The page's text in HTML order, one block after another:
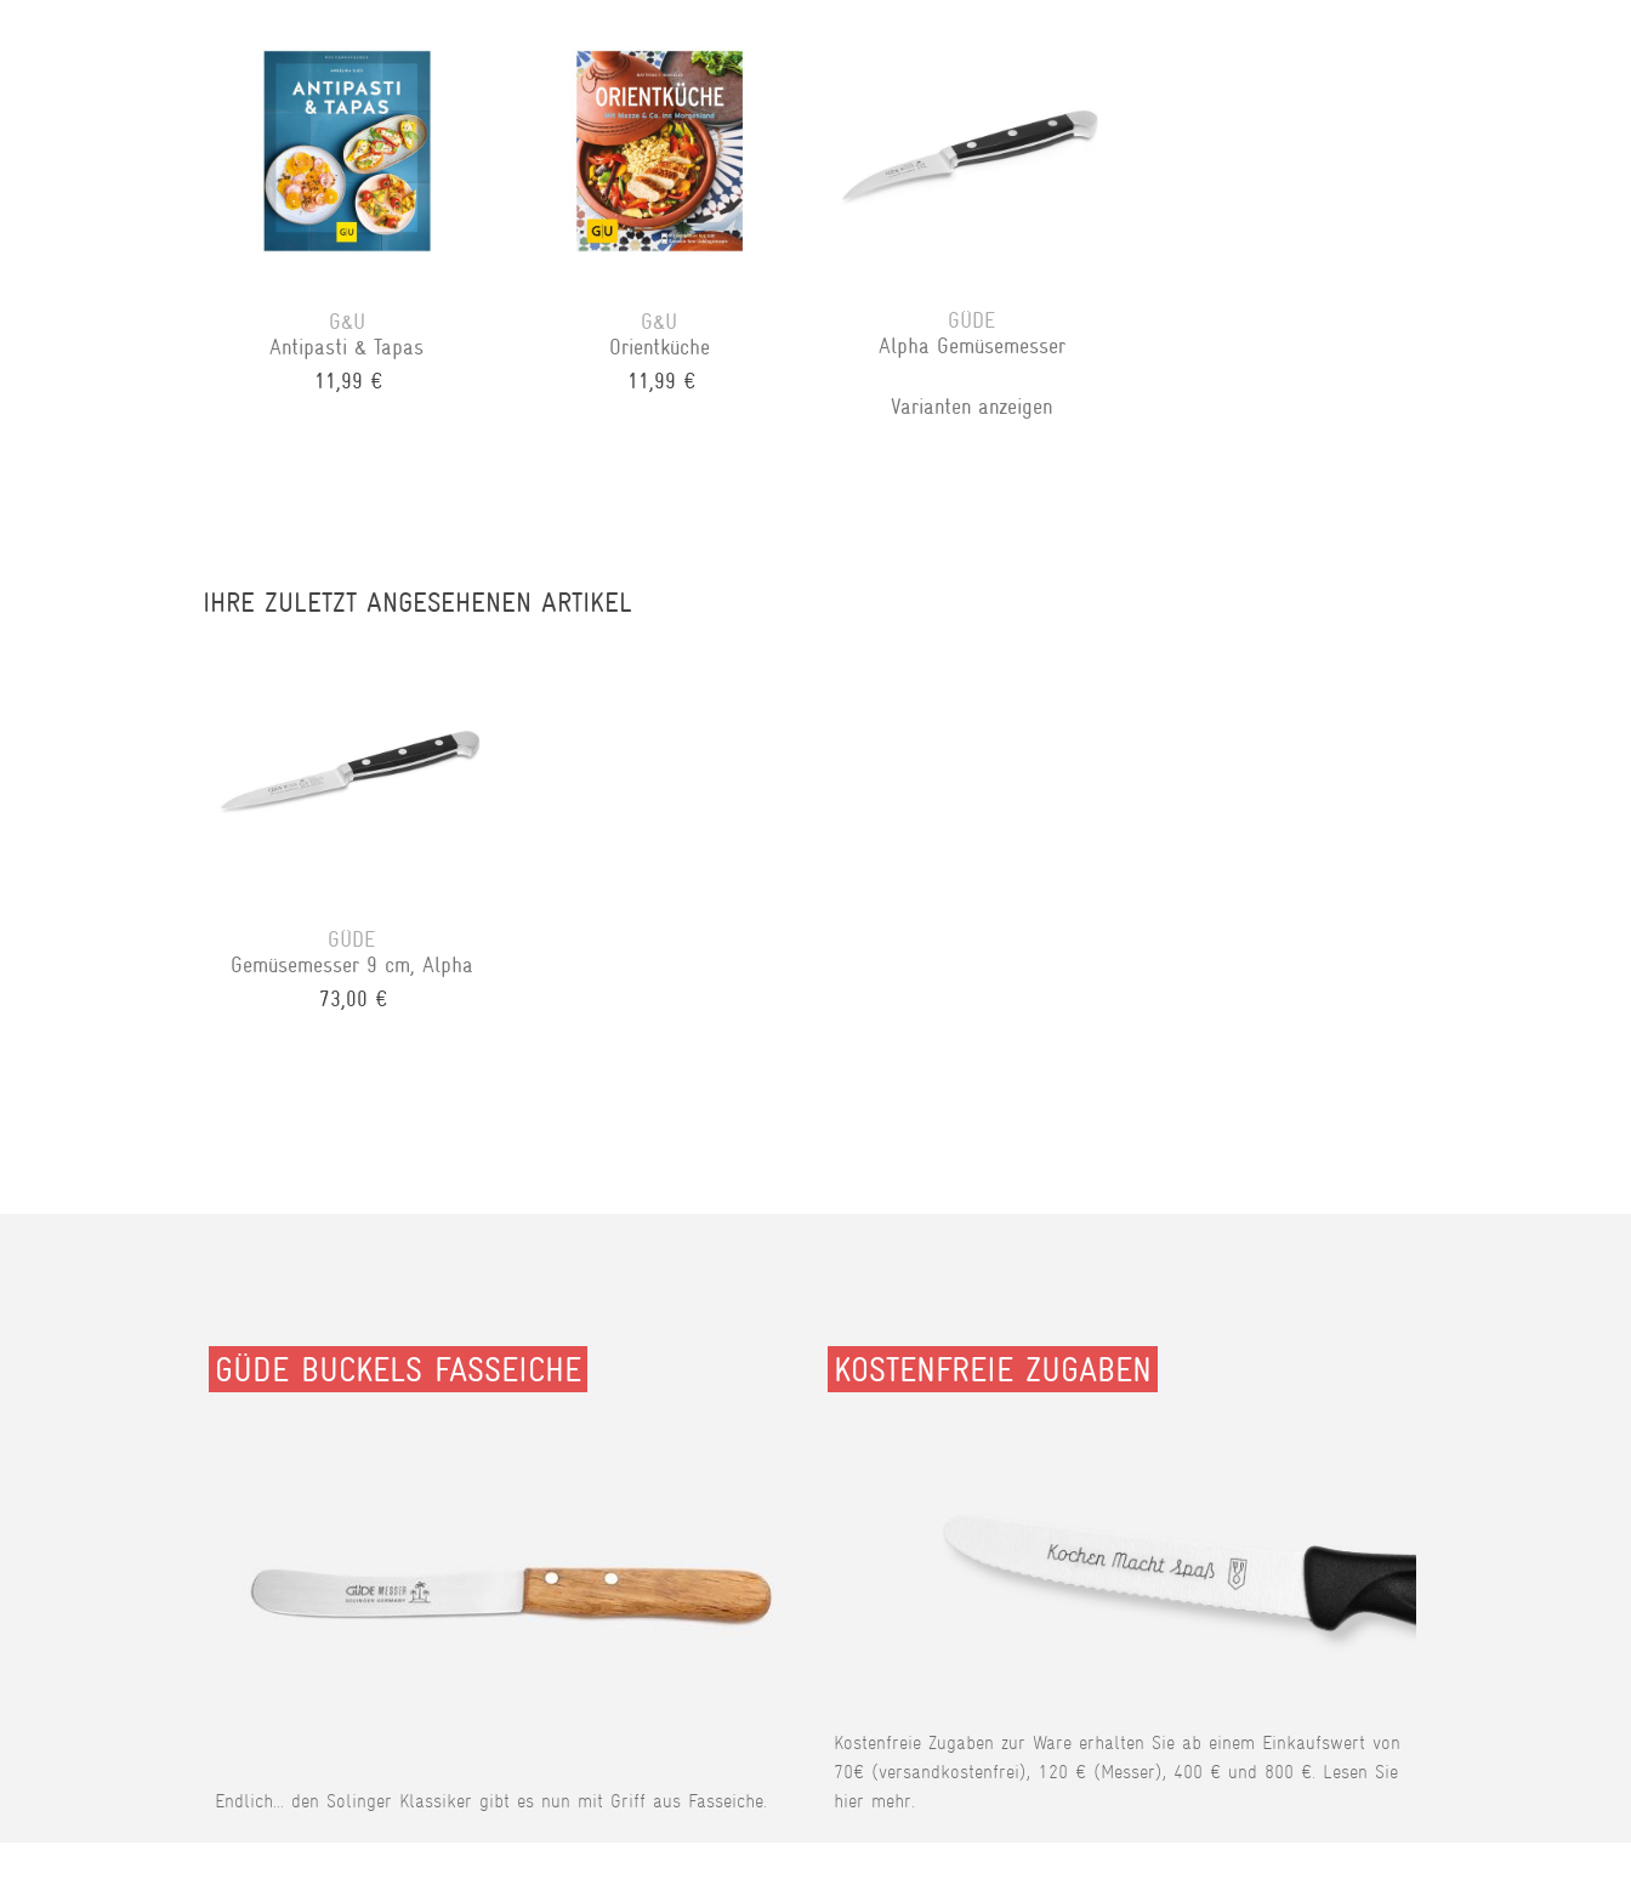
G&U
Antipasti & Tapas
11,99 €
G&U
Orientküche
11,99 €
GÜDE
Alpha Gemüsemesser
Varianten anzeigen
IHRE ZULETZT ANGESEHENEN ARTIKEL
GÜDE
Gemüsemesser 9 cm, Alpha
73,00 €
GÜDE BUCKELS FASSEICHE
Endlich... den Solinger Klassiker gibt es nun mit Griff aus Fasseiche.
KOSTENFREIE ZUGABEN
Kostenfreie Zugaben zur Ware erhalten Sie ab einem Einkaufswert von
70€ (versandkostenfrei), 120 € (Messer), 400 € und 800 €. Lesen Sie
hier mehr.